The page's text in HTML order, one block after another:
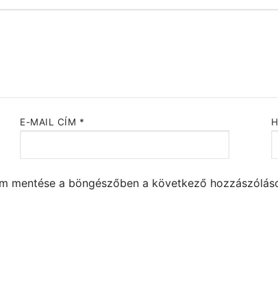
E-MAIL CÍM *
mentése a böngészőben a következő